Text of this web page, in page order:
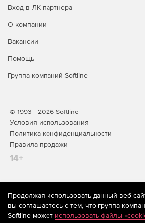
совместимых с конкретной платформой.
Burstek LogAnalyzer предоставляет
генерирования подробных отчетов на
или отдельного пользователя:
Итоговый отчет о работе
Отчет по результатам аудита
Вход в ЛК партнера
О компании
Вакансии
Помощь
Группа компаний Softline
© 1993—2026 Softline
Условия использования
Политика конфиденциальности
Правила продажи
14+
На информационном ресурсе
рекомендательные технологии
предоставления информации на основе
систематизации и анализа сведений,
Продолжая использовать данный веб-
вы соглашаетесь с тем, что группа
Softline может использовать файлы